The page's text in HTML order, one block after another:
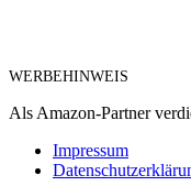
WERBEHINWEIS
Als Amazon-Partner
Impressum